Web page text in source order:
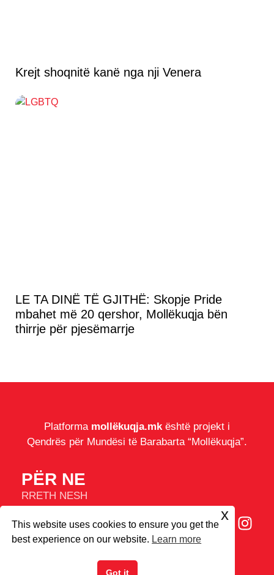
Krejt shoqnitë kanë nga nji Venera
LE TA DINË TË GJITHË: Skopje Pride
mbahet më 20 qershor, Mollëkuqja bën
thirrje për pjesëmarrje
Platforma mollëkuqja.mkështë projekt i
Qendrës për Mundësi të Barabarta “Mollëkuqja”.
PËR NE
RRETH NESH
COOKIES
This website uses cookies to ensure you get the
best experience on our website. Learn more
Got it
x